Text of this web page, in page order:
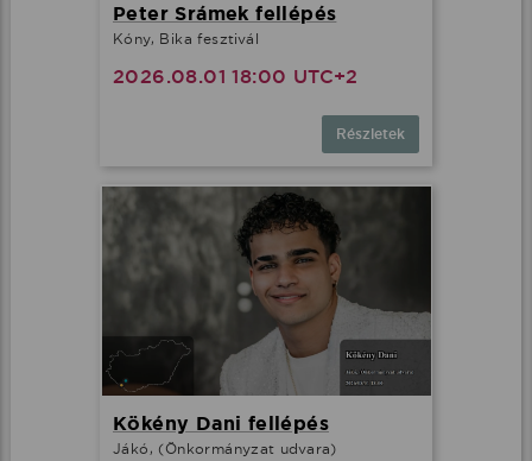
Peter Srámek fellépés
Kóny, Bika fesztivál
2026.08.01 18:00 UTC+2
Részletek
Kökény Dani fellépés
Jákó, (Önkormányzat udvara)